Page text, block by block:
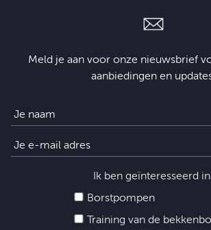
Meld je aan voor onze nieuwsbrief
aanbiedingen en
Ik ben geïnteresseerd
Borstpompen
Training van de